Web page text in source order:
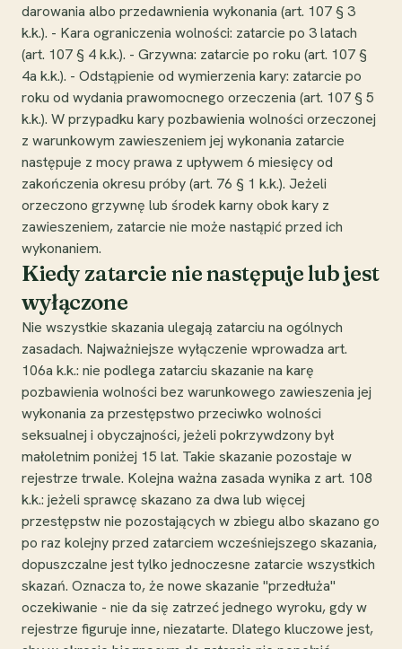
darowania albo przedawnienia wykonania (art. 107 § 3
k.k.). - Kara ograniczenia wolności: zatarcie po 3 latach
(art. 107 § 4 k.k.). - Grzywna: zatarcie po roku (art. 107 §
4a k.k.). - Odstąpienie od wymierzenia kary: zatarcie po
roku od wydania prawomocnego orzeczenia (art. 107 § 5
k.k.). W przypadku kary pozbawienia wolności orzeczonej
z warunkowym zawieszeniem jej wykonania zatarcie
następuje z mocy prawa z upływem 6 miesięcy od
zakończenia okresu próby (art. 76 § 1 k.k.). Jeżeli
orzeczono grzywnę lub środek karny obok kary z
zawieszeniem, zatarcie nie może nastąpić przed ich
wykonaniem.
Kiedy zatarcie nie następuje lub jest
wyłączone
Nie wszystkie skazania ulegają zatarciu na ogólnych
zasadach. Najważniejsze wyłączenie wprowadza art.
106a k.k.: nie podlega zatarciu skazanie na karę
pozbawienia wolności bez warunkowego zawieszenia jej
wykonania za przestępstwo przeciwko wolności
seksualnej i obyczajności, jeżeli pokrzywdzony był
małoletnim poniżej 15 lat. Takie skazanie pozostaje w
rejestrze trwale. Kolejna ważna zasada wynika z art. 108
k.k.: jeżeli sprawcę skazano za dwa lub więcej
przestępstw nie pozostających w zbiegu albo skazano go
po raz kolejny przed zatarciem wcześniejszego skazania,
dopuszczalne jest tylko jednoczesne zatarcie wszystkich
skazań. Oznacza to, że nowe skazanie "przedłuża"
oczekiwanie - nie da się zatrzeć jednego wyroku, gdy w
rejestrze figuruje inne, niezatarte. Dlatego kluczowe jest,